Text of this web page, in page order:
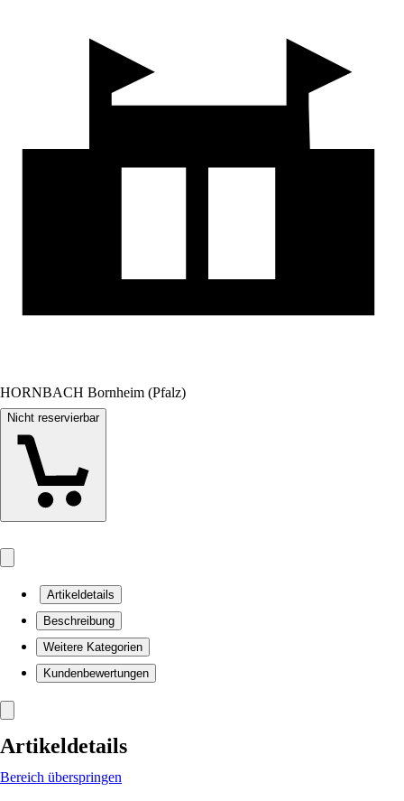
HORNBACH Bornheim (Pfalz)
Nicht reservierbar
Artikeldetails
Beschreibung
Weitere Kategorien
Kundenbewertungen
Artikeldetails
Bereich überspringen